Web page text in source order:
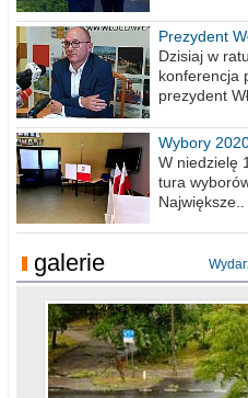
Prezydent
nie
Dzisiaj w
konferencja
prezydent
Wybory
procent
W niedzielę
tura
Największe..
galerie
Miasto kładzie się do
Konkurs fotograficzny
miejsca"
Ścieżka rowerowa w